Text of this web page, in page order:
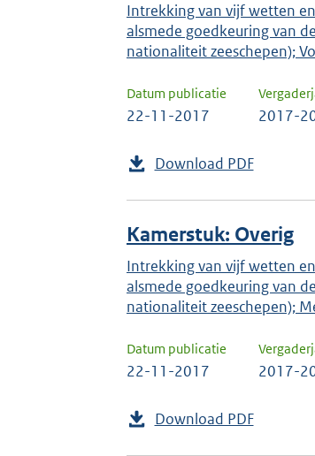
Intrekking van vijf wetten
alsmede goedkeuring van
nationaliteit zeeschepen);
Datum publicatie
22-11-2017 2017-
Download PDF
Kamerstuk: Overig
Intrekking van vijf wetten
alsmede goedkeuring van
nationaliteit zeeschepen);
Datum publicatie
22-11-2017 2017-
Download PDF